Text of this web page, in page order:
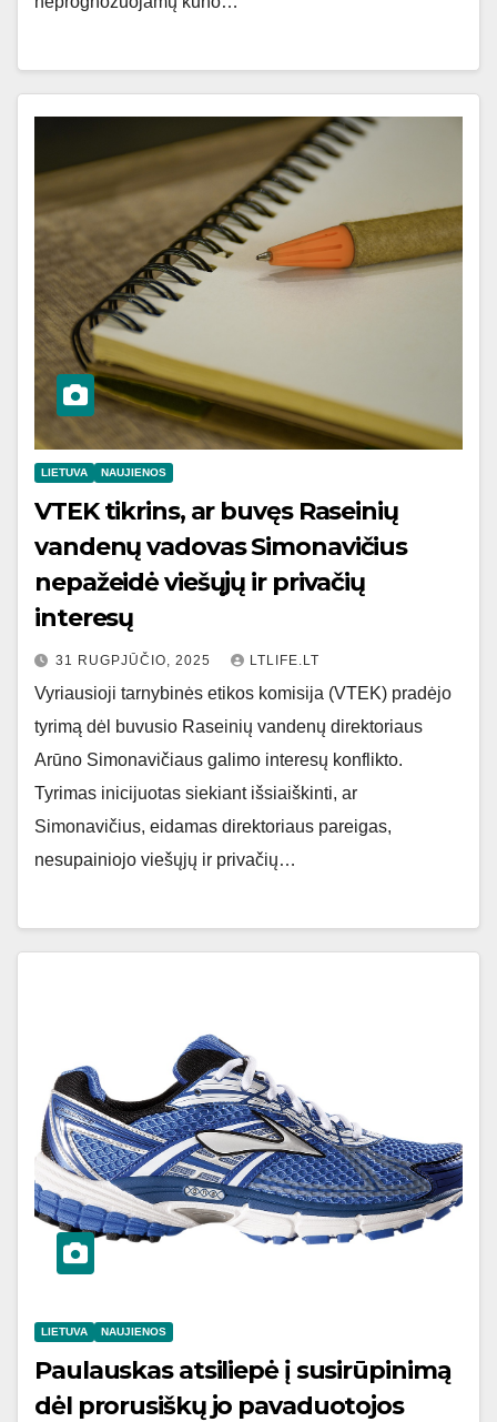
LIETUVA NAUJIENOS
VTEK tikrins, ar buvęs Raseinių
vandenų vadovas Simonavičius
nepažeidė viešųjų ir privačių
interesų
31 RUGPJŪČIO, 2025 LTLIFE.LT
Vyriausioji tarnybinės etikos komisija (VTEK) pradėjo
tyrimą dėl buvusio Raseinių vandenų direktoriaus
Arūno Simonavičiaus galimo interesų konflikto.
Tyrimas inicijuotas siekiant išsiaiškinti, ar
Simonavičius, eidamas direktoriaus pareigas,
nesupainiojo viešųjų ir privačių…
LIETUVA NAUJIENOS
Paulauskas atsiliepė į susirūpinimą
dėl prorusiškų jo pavaduotojos